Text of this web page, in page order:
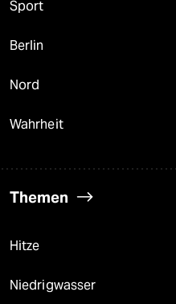
Sport
Berlin
Nord
Wahrheit
Themen
Hitze
Niedrigwasser